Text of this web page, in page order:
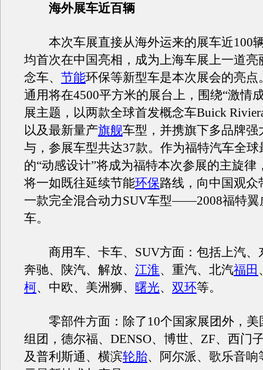
海外展车近百辆
本次车展直接从海外运来的展车近100
均首次在中国亮相，成为上海车展上一道亮
念车、 节能环保等新型车是本次展会的亮点
通用将在4500平方米的展台上，围绕“激情
展主题，以两款全球首发概念车Buick
以及最新量产旗舰车型，并携旗下多品牌强
与，参展车型共达37款。作为福特汽车全
的“动感设计”将成为福特本次参展的主旋律
将一如既往延续节能环保路线，向中国观众
一款完全混合动力SUV车型——2008福特翼
车。
商用车、卡车、SUV方面：包括上汽、
奔驰、陕汽、解放、 江淮、重汽、北汽福田
柯、中欧、美洲狮、 曙光、 双环等。
零部件方面：除了10个国家展团外，美
组团，德尔福、DENSO、博世、ZF、西门
及普利斯通、横滨轮胎、阿尔派、歌乐音响